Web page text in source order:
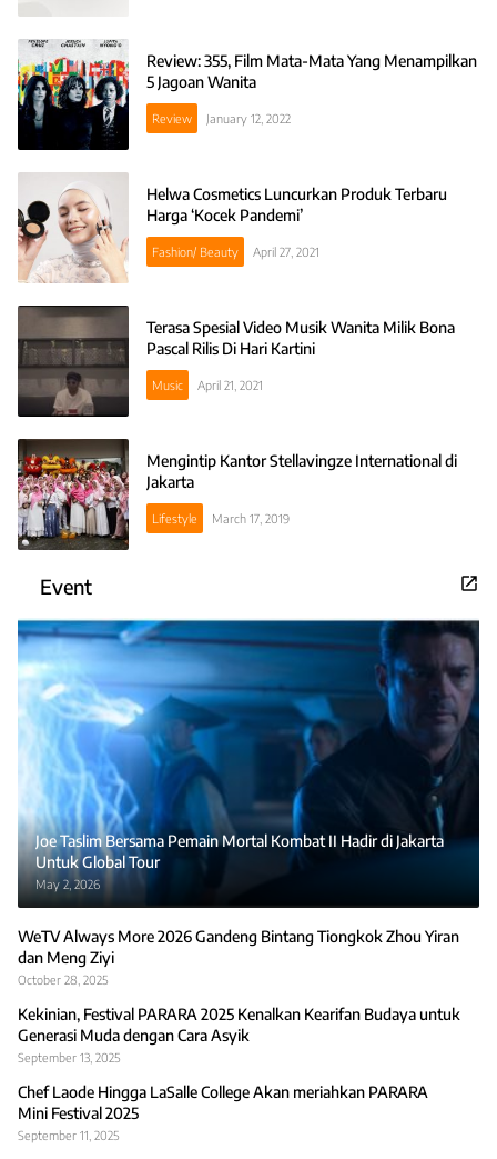
Review: 355, Film Mata-Mata Yang Menampilkan
5 Jagoan Wanita
Review January 12, 2022
Helwa Cosmetics Luncurkan Produk Terbaru
Harga ‘Kocek Pandemi’
Fashion/ Beauty April 27, 2021
Terasa Spesial Video Musik Wanita Milik Bona
Pascal Rilis Di Hari Kartini
Music April 21, 2021
Mengintip Kantor Stellavingze International di
Jakarta
Lifestyle March 17, 2019
Event
Joe Taslim Bersama Pemain Mortal Kombat II Hadir di Jakarta
Untuk Global Tour
May 2, 2026
WeTV Always More 2026 Gandeng Bintang Tiongkok Zhou Yiran
dan Meng Ziyi
October 28, 2025
Kekinian, Festival PARARA 2025 Kenalkan Kearifan Budaya untuk
Generasi Muda dengan Cara Asyik
September 13, 2025
Chef Laode Hingga LaSalle College Akan meriahkan PARARA
Mini Festival 2025
September 11, 2025